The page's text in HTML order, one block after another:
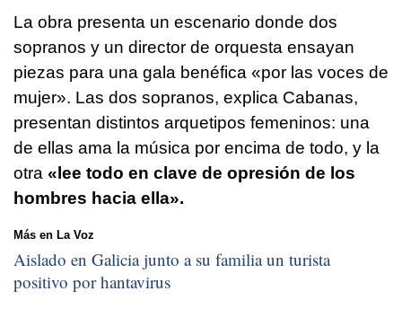
La obra presenta un escenario donde dos
sopranos y un director de orquesta ensayan
piezas para una gala benéfica «por las voces de
mujer». Las dos sopranos, explica Cabanas,
presentan distintos arquetipos femeninos: una
de ellas ama la música por encima de todo, y la
otra «lee todo en clave de opresión de los
hombres hacia ella».
Más en La Voz
Aislado en Galicia junto a su familia un turista
positivo por hantavirus